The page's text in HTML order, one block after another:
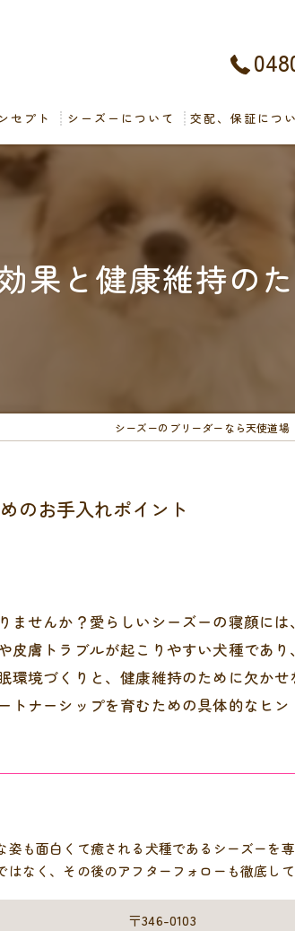
セプト シーズーについて 交配、保証につ
果と健康維持の
シーズーのブリーダーなら天使道場
のお手入れポイント
ませんか？愛らしいシーズーの寝顔に
膚トラブルが起こりやすい犬種であ
境づくりと、健康維持のために欠か
ナーシップを育むための具体的なヒン
姿も面白くて癒される犬種であるシーズーを
なく、その後のアフターフォローも徹底して
〒346-0103